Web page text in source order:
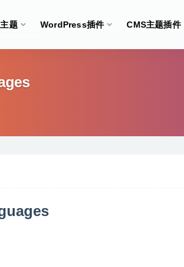
题 WordPress插件 CMS主题插件